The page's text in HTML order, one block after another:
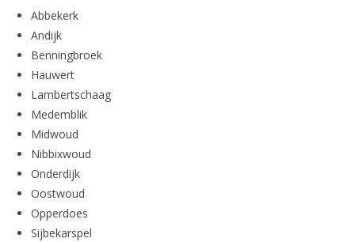
Abbekerk
Andijk
Benningbroek
Hauwert
Lambertschaag
Medemblik
Midwoud
Nibbixwoud
Onderdijk
Oostwoud
Opperdoes
Sijbekarspel